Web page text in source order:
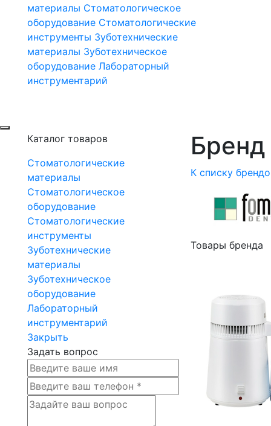
материалы Стоматологическое
оборудование Стоматологические
инструменты Зуботехнические
материалы Зуботехническое
оборудование Лабораторный
инструментарий
Каталог товаров
Стоматологические
материалы
Стоматологическое
оборудование
Стоматологические
инструменты
Зуботехнические
материалы
Зуботехническое
оборудование
Лабораторный
инструментарий
Закрыть
Задать вопрос
К списку
Товары бренда